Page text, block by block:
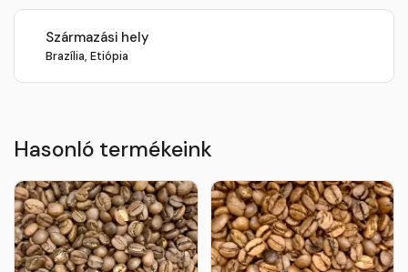
Származási hely
Brazília, Etiópia
Hasonló termékeink